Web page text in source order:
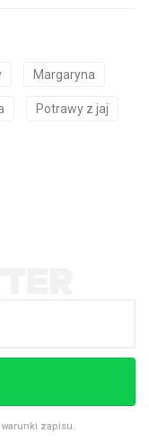
Margaryna
Potrawy z jaj
zapisu.